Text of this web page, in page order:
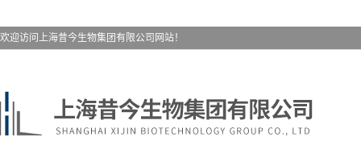
欢迎访问上海昔今生物集团有限公司网站！